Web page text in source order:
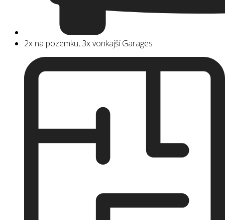
2x na pozemku, 3x vonkajší Garages